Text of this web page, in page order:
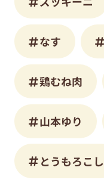
なす
鶏むね肉
山本ゆり
とうもろこし